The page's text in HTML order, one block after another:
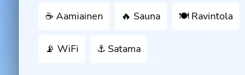
☕️ Aamiainen 🔥 Sauna 🍽 Ravintola
📡 WiFi ⚓️ Satama